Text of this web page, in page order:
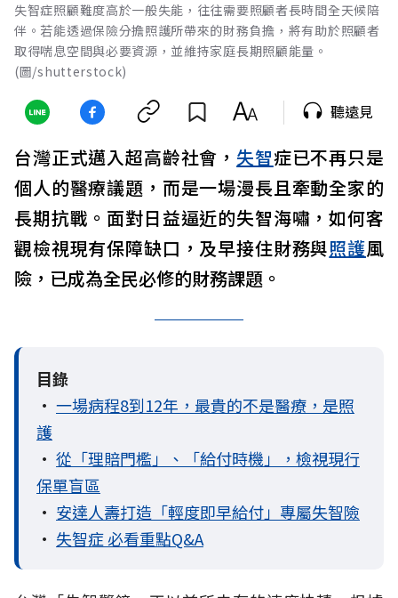
失智症照顧難度高於一般失能，往往需要照顧者長時間全天候陪
伴。若能透過保險分擔照護所帶來的財務負擔，將有助於照顧者
取得喘息空間與必要資源，並維持家庭長期照顧能量。
(圖/shutterstock)
聽遠見
台灣正式邁入超高齡社會， 失智症已不再只是
個人的醫療議題，而是一場漫長且牽動全家的
長期抗戰。面對日益逼近的失智海嘯，如何客
觀檢視現有保障缺口，及早接住財務與照護風
險，已成為全民必修的財務課題。
目錄
• 一場病程8到12年，最貴的不是醫療，是照
護
• 從「理賠門檻」、「給付時機」，檢視現行
保單盲區
• 安達人壽打造「輕度即早給付」專屬失智險
• 失智症 必看重點Q&A